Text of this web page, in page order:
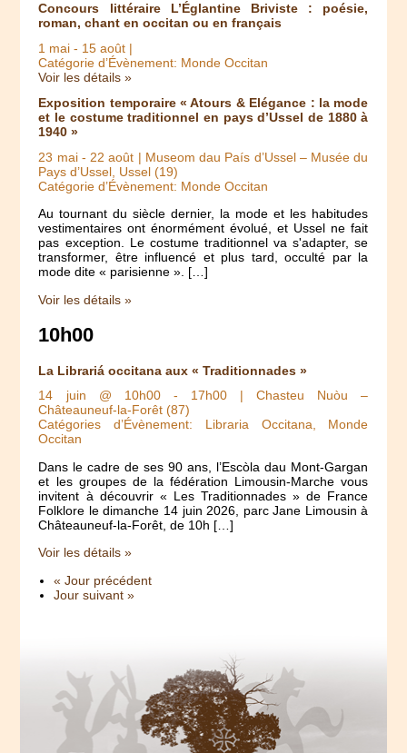
Concours littéraire L’Églantine Briviste : poésie,
roman, chant en occitan ou en français
1 mai - 15 août |
Catégorie d’Évènement: Monde Occitan
Voir les détails »
Exposition temporaire « Atours & Elégance : la mode
et le costume traditionnel en pays d’Ussel de 1880 à
1940 »
23 mai- 22 août | Museom dau País d’Ussel – Musée du
Pays d’Ussel, Ussel (19)
Catégorie d’Évènement: Monde Occitan
Au tournant du siècle dernier, la mode et les habitudes
vestimentaires ont énormément évolué, et Ussel ne fait
pas exception. Le costume traditionnel va s'adapter, se
transformer, être influencé et plus tard, occulté par la
mode dite « parisienne ». […]
Voir les détails »
10h00
La Librariá occitana aux « Traditionnades »
14 juin @ 10h00- 17h00| Chasteu Nuòu –
Châteauneuf-la-Forêt (87)
Catégories d’Évènement: Libraria Occitana, Monde
Occitan
Dans le cadre de ses 90 ans, l’Escòla dau Mont-Gargan
et les groupes de la fédération Limousin-Marche vous
invitent à découvrir « Les Traditionnades » de France
Folklore le dimanche 14 juin 2026, parc Jane Limousin à
Châteauneuf-la-Forêt, de 10h […]
Voir les détails »
« Jour précédent
Jour suivant »